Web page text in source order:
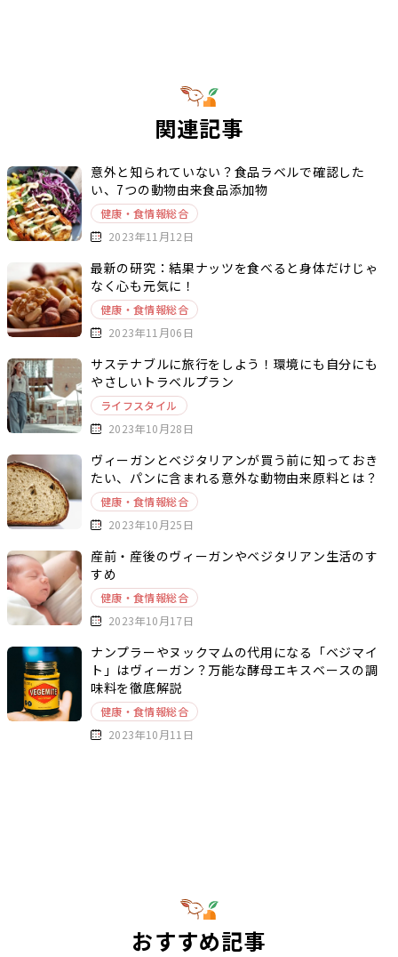
関連記事
意外と知られていない？食品ラベルで確認した
い、7つの動物由来食品添加物
健康・食情報総合
2023年11月12日
最新の研究：結果ナッツを食べると身体だけじゃ
なく心も元気に！
健康・食情報総合
2023年11月06日
サステナブルに旅行をしよう！環境にも自分にも
やさしいトラベルプラン
ライフスタイル
2023年10月28日
ヴィーガンとベジタリアンが買う前に知っておき
たい、パンに含まれる意外な動物由来原料とは？
健康・食情報総合
2023年10月25日
産前・産後のヴィーガンやベジタリアン生活のす
すめ
健康・食情報総合
2023年10月17日
ナンプラーやヌックマムの代用になる「ベジマイ
ト」はヴィーガン？万能な酵母エキスベースの調
味料を徹底解説
健康・食情報総合
2023年10月11日
おすすめ記事